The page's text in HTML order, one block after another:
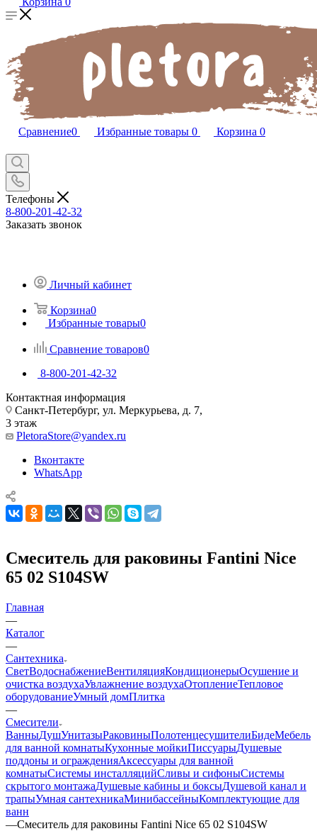
Сравнение0 Избранные товары 0 Корзина 0
Телефоны
8-800-201-42-32
Заказать звонок
Личный кабинет
Корзина0
Избранные товары0
Сравнение товаров0
8-800-201-42-32
Контактная информация
Санкт-Петербург, ул. Меркурьева, д. 7,
3 этаж
PletoraStore@yandex.ru
Вконтакте
WhatsApp
Смеситель для раковины Fantini Nice
65 02 S104SW
Главная
—
Каталог
—
Сантехника
СветВодоснабжениеВентиляцияКондиционерыОсушение и
очистка воздухаУвлажнение воздухаОтоплениеТепловое
оборудованиеУмный домПлитка
—
Смесители
ВанныДушУнитазыРаковиныПолотенцесушителиБидеМебель
для ванной комнатыКухонные мойкиПиссуарыДушевые
поддоны и огражденияАксессуары для ванной
комнатыСистемы инсталляцийСливы и сифоныСистемы
скрытого монтажаДушевые кабины и боксыДушевой канал и
трапыУмная сантехникаМинибассейныКомплектующие для
ванн
—Смеситель для раковины Fantini Nice 65 02 S104SW